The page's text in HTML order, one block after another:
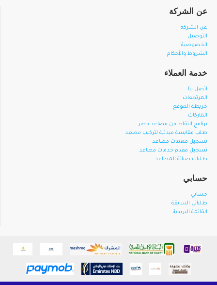
عن الشركة
عن الشركة
التوصيل
الخصوصية
الشروط والأحكام
خدمة العملاء
اتصل بنا
المرتجعات
خريطة الموقع
الماركات
برنامج النقاط من مصاعد مصر
طلب مقايسة مبدئية لتركيب مصعد
تسجيل مهمات مصاعد
تسجيل مقدم خدمات مصاعد
طلبات صيانة المصاعد
حسابي
حسابي
طلباتي السابقة
القائمة البريدية